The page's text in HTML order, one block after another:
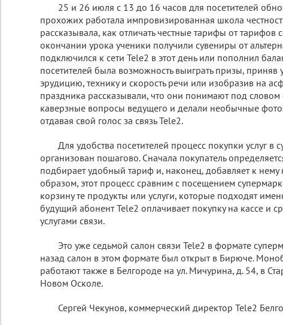
25 и 26 июля с 13 до 16 часов для посетителей
прохожих работала импровизированная школа
рассказывала, как отличать честные тарифы от
окончании урока ученики получили сувениры от
подключился к сети Tele2 в этот день или пополнил
посетителей была возможность выиграть призы, приняв
эрудицию, технику и скорость речи или изобразив на
праздника рассказывали, что они понимают под словом
каверзные вопросы ведущего и делали необычные
отдавая свой голос за связь Tele2.
Для удобства посетителей процесс покупки услуг в
организован пошагово. Сначала покупатель
подбирает удобный тариф и, наконец, добавляет к нему
образом, этот процесс сравним с посещением
корзину те продукты или услуги, которые подходят
будущий абонент Tele2 оплачивает покупку на кассе и
услугами связи.
Это уже седьмой салон связи Tele2 в формате
назад салон в этом формате был открыт в Бирюче.
работают также в Белгороде на ул. Мичурина, д. 54, в
Новом Осколе.
Сергей Чекунов, коммерческий директор Tele2